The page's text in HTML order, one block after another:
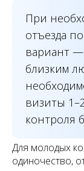
При
отъезда
вариант
близким
визиты
контроля
Для молодых
одиночество,